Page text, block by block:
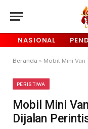
NASIONAL
Beranda » Mobil Mini Van
PERISTIWA
Mobil Mini
Dijalan